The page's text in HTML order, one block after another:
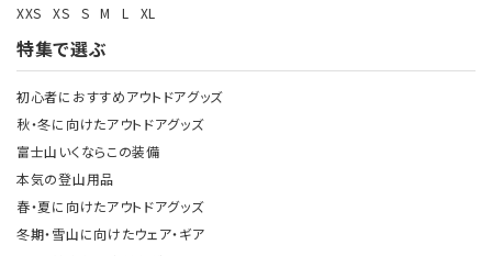
XXS XS S M L XL
特集で選ぶ
初心者におすすめアウトドアグッズ
秋・冬に向けたアウトドアグッズ
富士山いくならこの装備
本気の登山用品
春・夏に向けたアウトドアグッズ
冬期・雪山に向けたウェア・ギア